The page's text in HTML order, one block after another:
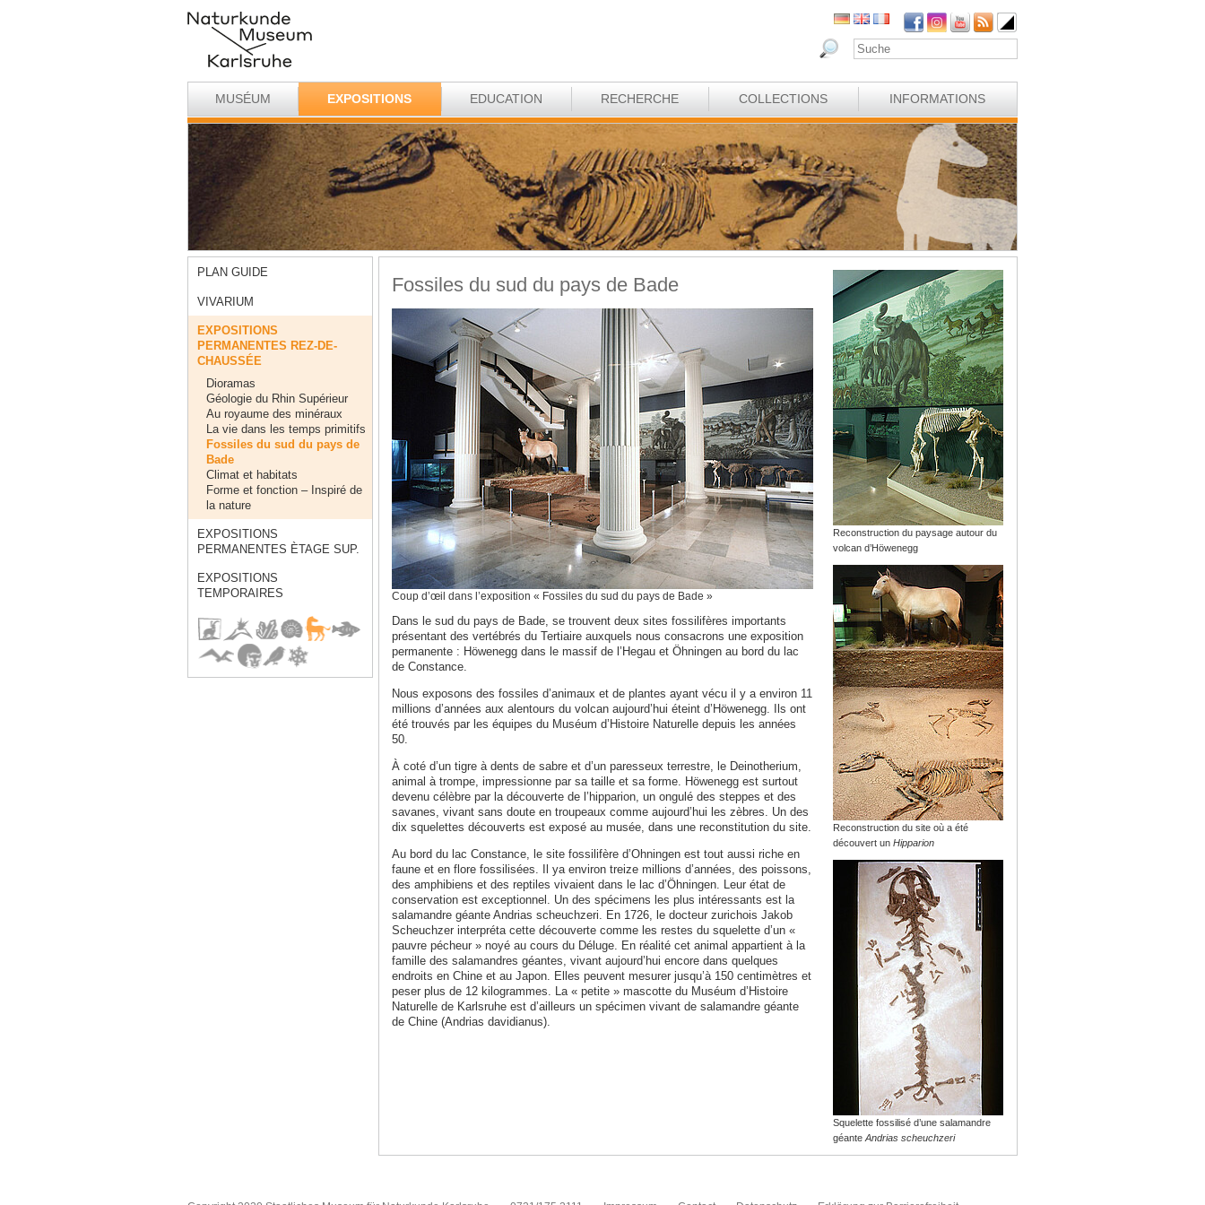
MUSÉUM EXPOSITIONS EDUCATION RECHERCHE COLLECTIONS INFORMATIONS
PLAN GUIDE
VIVARIUM
EXPOSITIONS
PERMANENTES REZ-DE-
CHAUSSÉE
Dioramas
Géologie du Rhin Supérieur
Au royaume des minéraux
La vie dans les temps primitifs
Fossiles du sud du pays de
Bade
Climat et habitats
Forme et fonction – Inspiré de
la nature
EXPOSITIONS
PERMANENTES ÈTAGE SUP.
EXPOSITIONS
TEMPORAIRES
Fossiles du sud du pays de Bade
Coup d’œil dans l’exposition « Fossiles du sud du pays de Bade »
Dans le sud du pays de Bade, se trouvent deux sites fossilifères importants
présentant des vertébrés du Tertiaire auxquels nous consacrons une exposition
permanente : Höwenegg dans le massif de l’Hegau et Öhningen au bord du lac
de Constance.
Nous exposons des fossiles d’animaux et de plantes ayant vécu il y a environ 11
millions d’années aux alentours du volcan aujourd’hui éteint d’Höwenegg. Ils ont
été trouvés par les équipes du Muséum d’Histoire Naturelle depuis les années
50.
À coté d’un tigre à dents de sabre et d’un paresseux terrestre, le Deinotherium,
animal à trompe, impressionne par sa taille et sa forme. Höwenegg est surtout
devenu célèbre par la découverte de l’hipparion, un ongulé des steppes et des
savanes, vivant sans doute en troupeaux comme aujourd’hui les zèbres. Un des
dix squelettes découverts est exposé au musée, dans une reconstitution du site.
Au bord du lac Constance, le site fossilifère d’Ohningen est tout aussi riche en
faune et en flore fossilisées. Il ya environ treize millions d’années, des poissons,
des amphibiens et des reptiles vivaient dans le lac d’Öhningen. Leur état de
conservation est exceptionnel. Un des spécimens les plus intéressants est la
salamandre géante Andrias scheuchzeri. En 1726, le docteur zurichois Jakob
Scheuchzer interpréta cette découverte comme les restes du squelette d’un «
pauvre pécheur » noyé au cours du Déluge. En réalité cet animal appartient à la
famille des salamandres géantes, vivant aujourd’hui encore dans quelques
endroits en Chine et au Japon. Elles peuvent mesurer jusqu’à 150 centimètres et
peser plus de 12 kilogrammes. La « petite » mascotte du Muséum d’Histoire
Naturelle de Karlsruhe est d’ailleurs un spécimen vivant de salamandre géante
de Chine (Andrias davidianus).
Reconstruction du paysage autour du
volcan d’Höwenegg
Reconstruction du site où a été
découvert unHipparion
Squelette fossilisé d’une salamandre
géanteAndrias scheuchzeri